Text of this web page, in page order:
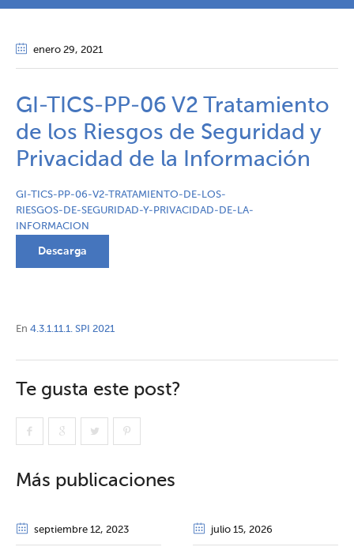
enero 29, 2021
GI-TICS-PP-06 V2 Tratamiento
de los Riesgos de Seguridad y
Privacidad de la Información
GI-TICS-PP-06-V2-TRATAMIENTO-DE-LOS-
RIESGOS-DE-SEGURIDAD-Y-PRIVACIDAD-DE-LA-
INFORMACION
Descarga
En 4.3.1.11.1. SPI 2021
Te gusta este post?
Más publicaciones
septiembre 12, 2023 julio 15, 2026